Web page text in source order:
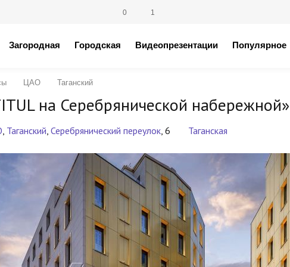
0 1
Загородная Городская Видеопрезентации Популярное
ЦАО Таганский
на Серебрянической набережной»
, Таганский, Серебрянический переулок, 6 Таганская